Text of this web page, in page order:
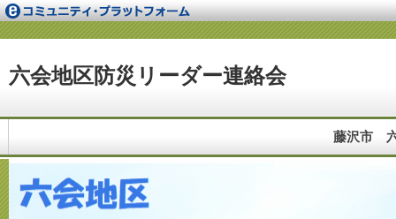
六会地区防災リーダー連絡会
藤沢市